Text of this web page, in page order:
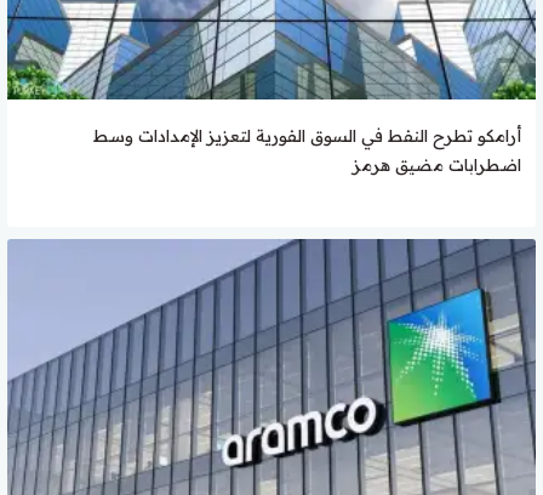
أرامكو تطرح النفط في السوق الفورية لتعزيز الإمدادات وسط
اضطرابات مضيق هرمز